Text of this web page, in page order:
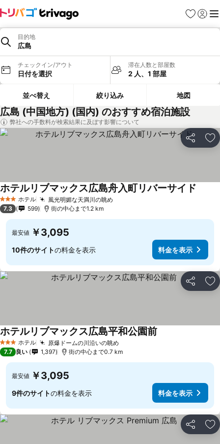
お気に入り
ログイ
メ
目的地
広島
チェックイン/アウト
日付を選択
滞在人数と部屋数
2 人、1 部屋
並べ替え 絞り込み 地図
広島 (中国地方) (国内) のおすすめ宿泊施設
弊社への手数料が検索結果に及ぼす影響について
シェア お
3 ホテルのランク
ホテル 風光明媚な天満川の眺め
ホテルリブマックス広島舟入町リバーサイド
7.3 599 街の中心まで1.2 km
最安値 ￥3,095
10件のサイトの料金を表示 料金を表示
シェア お
3 ホテルのランク
ホテル 原爆ドームの川沿いの眺め
ホテルリブマックス広島平和公園前
7.7 良い 1,397 街の中心まで0.7 km
最安値 ￥3,095
9件のサイトの料金を表示 料金を表示
シェア お